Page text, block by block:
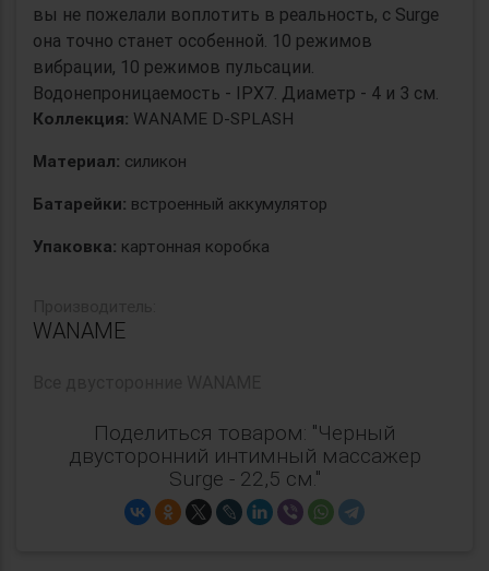
вы не пожелали воплотить в реальность, с Surge
она точно станет особенной. 10 режимов
вибрации, 10 режимов пульсации.
Водонепроницаемость - IPX7. Диаметр - 4 и 3 см.
Коллекция: WANAME D-SPLASH
Материал: силикон
Батарейки: встроенный аккумулятор
Упаковка: картонная коробка
WANAME
Поделиться товаром: "Черный
двусторонний интимный массажер
Surge - 22,5 см."